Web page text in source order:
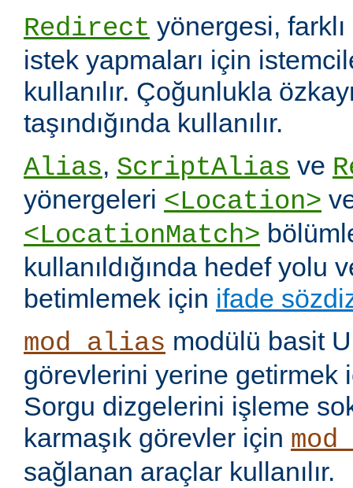
Redirect yönergesi,
istek yapmaları için
kullanılır. Çoğunlukla
taşındığında kullanılır.
Alias, ScriptAlias ve
yönergeleri <Location>
<LocationMatch>
kullanıldığında hedef yolu
betimlemek için ifade
mod_alias modülü basit
görevlerini yerine getirmek
Sorgu dizgelerini işleme
karmaşık görevler için
sağlanan araçlar kullanılır.